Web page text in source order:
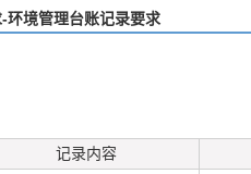
环境管理台账记录要求
记录内容